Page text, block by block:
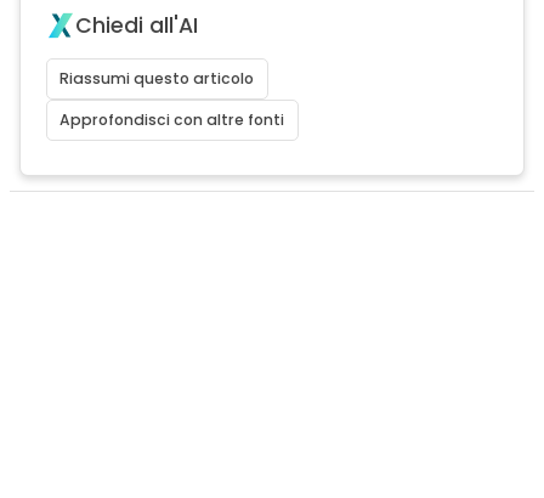
Chiedi all'AI
Riassumi questo articolo
Approfondisci con altre fonti